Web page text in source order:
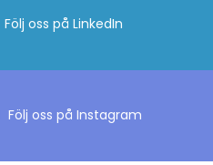
Följ oss på LinkedIn
Följ oss på Instagram